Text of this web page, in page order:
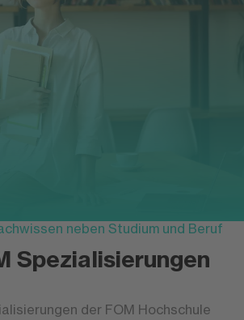
neben Studium und Beruf
Spezialisierungen
der FOM Hochschule